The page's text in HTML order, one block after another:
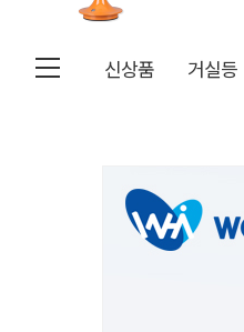
신상품 거실등